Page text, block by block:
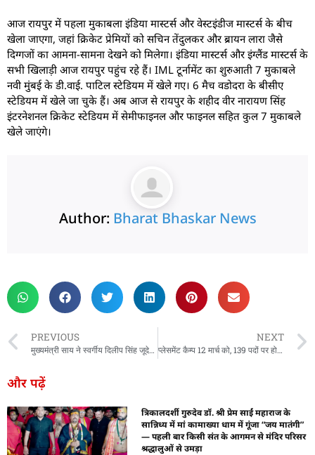
आज रायपुर में पहला मुकाबला इंडिया मास्टर्स और वेस्टइंडीज मास्टर्स के बीच
खेला जाएगा, जहां क्रिकेट प्रेमियों को सचिन तेंदुलकर और ब्रायन लारा जैसे
दिग्गजों का आमना-सामना देखने को मिलेगा। इंडिया मास्टर्स और इंग्लैंड मास्टर्स के
सभी खिलाड़ी आज रायपुर पहुंच रहे हैं। IML टूर्नामेंट का शुरुआती 7 मुकाबले
नवी मुंबई के डी.वाई. पाटिल स्टेडियम में खेले गए। 6 मैच वडोदरा के बीसीए
स्टेडियम में खेले जा चुके हैं। अब आज से रायपुर के शहीद वीर नारायण सिंह
इंटरनेशनल क्रिकेट स्टेडियम में सेमीफाइनल और फाइनल सहित कुल 7 मुकाबले
खेले जाएंगे।
Author: Bharat Bhaskar News
PREVIOUS
मुख्यमंत्री साय ने स्वर्गीय दिलीप सिंह जूदेव की जयंती पर किया नमन
NEXT
प्लेसमेंट कैम्प 12 मार्च को, 139 पदों पर होगी भर्ती
और पढ़ें
त्रिकालदर्शी गुरुदेव डॉ. श्री प्रेम साईं महाराज के
सान्निध्य में मां कामाख्या धाम में गूंजा “जय मातंगी”
— पहली बार किसी संत के आगमन से मंदिर परिसर
श्रद्धालुओं से उमड़ा